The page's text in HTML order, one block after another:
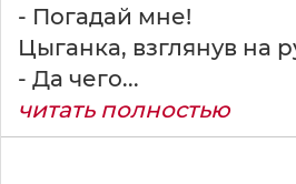
- Погадай мне!
Цыганка, взглянув на
- Да чего...
читать полностью